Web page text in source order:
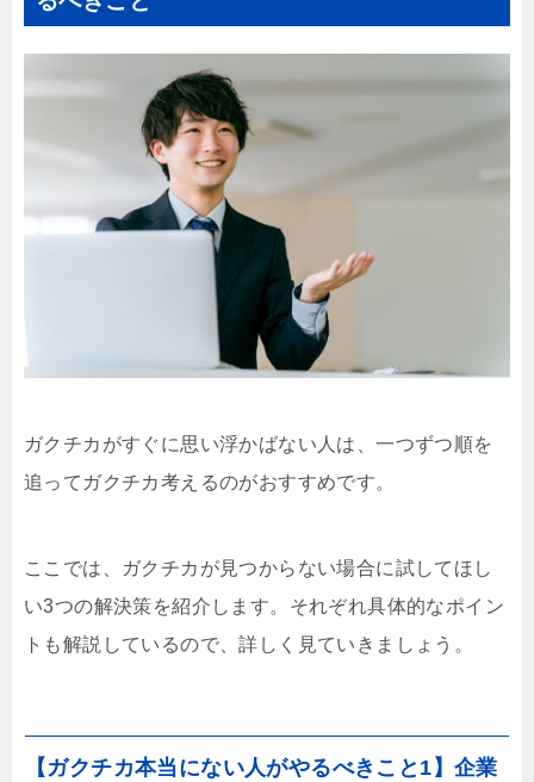
ガクチカがすぐに思い浮かばない人は、一つずつ順を
追ってガクチカ考えるのがおすすめです。
ここでは、ガクチカが見つからない場合に試してほし
い3つの解決策を紹介します。それぞれ具体的なポイン
トも解説しているので、詳しく見ていきましょう。
【ガクチカ本当にない人がやるべきこと1】企業